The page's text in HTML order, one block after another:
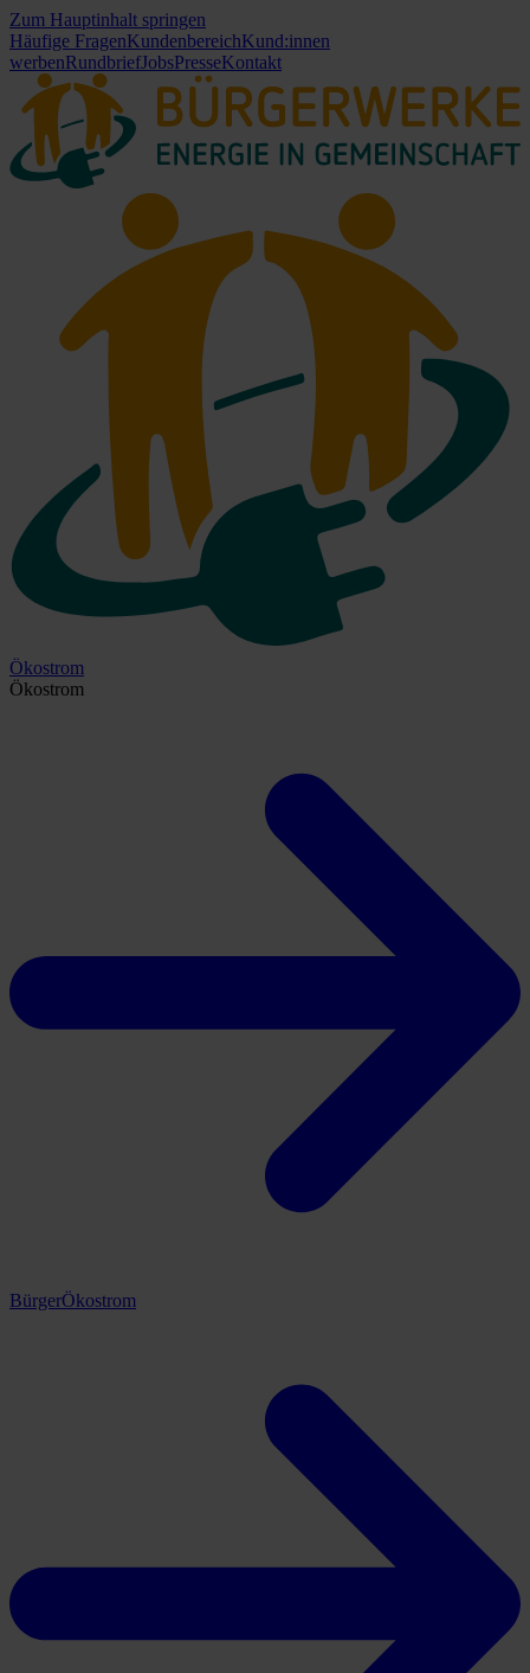
Zum Hauptinhalt springen
Häufige FragenKundenbereichKund:innen
werbenRundbriefJobsPresseKontakt
Ökostrom
Ökostrom
BürgerÖkostrom